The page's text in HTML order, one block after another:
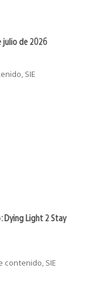
julio de 2026
SIE
Dying Light 2 Stay
contenido, SIE